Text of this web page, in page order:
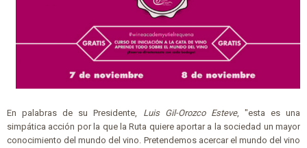
En palabras de su Presidente, Luis Gil-Orozco Esteve, "esta es una
simpática acción por la que la Ruta quiere aportar a la sociedad un mayor
conocimiento del mundo del vino. Pretendemos acercar el mundo del vino